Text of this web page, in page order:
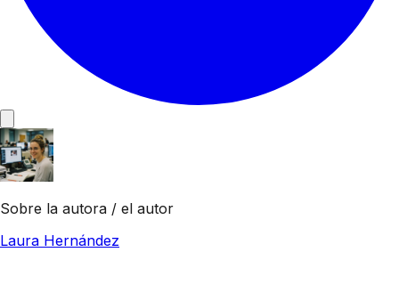
Sobre la autora / el autor
Laura Hernández